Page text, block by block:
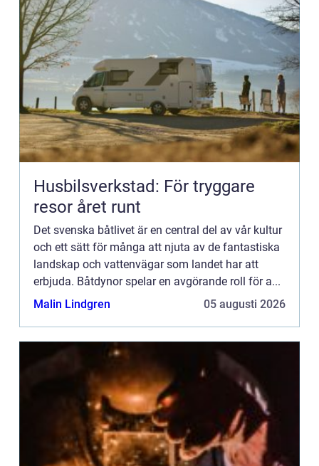
Husbilsverkstad: För tryggare
resor året runt
Det svenska båtlivet är en central del av vår kultur
och ett sätt för många att njuta av de fantastiska
landskap och vattenvägar som landet har att
erbjuda. Båtdynor spelar en avgörande roll för a...
Malin Lindgren
05 augusti 2026